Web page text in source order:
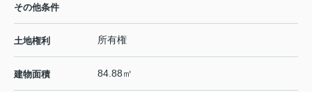
その他条件
土地権利 所有権
建物面積 84.88㎡